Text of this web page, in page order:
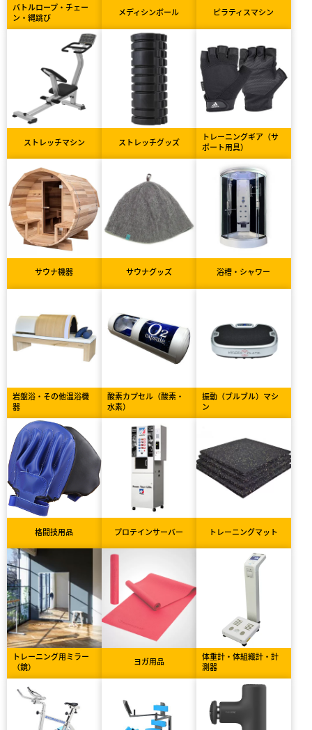
バトルロープ・チェー
ン・縄跳び
メディシンボール ピラティスマシン
ストレッチマシン ストレッチグッズ
トレーニングギア（サ
ポート用具）
サウナ機器 サウナグッズ 浴槽・シャワー
岩盤浴・その他温浴機
器
酸素カプセル（酸素・
水素）
振動（ブルブル）マシ
ン
格闘技用品 プロテインサーバー トレーニングマット
トレーニング用ミラー
（鏡）
ヨガ用品
体重計・体組織計・計
測器